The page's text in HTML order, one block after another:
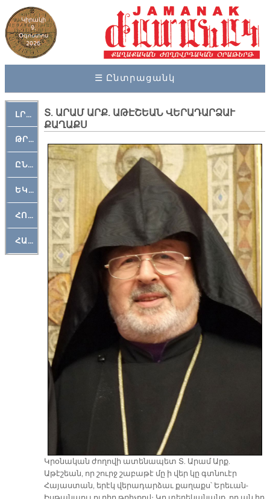
Կիրակի
9,
Օգոստոս
2026
☰ Ընտրացանկ
ԼՐԱՀՈՍ
ԹՐՔԱՀԱՅ ԿԵԱՆՔ
ԸՆԿԵՐԱՄՇԱԿՈՒԹԱՅԻՆ
ԵԿԵՂԵՑԱԿԱՆ
ՀՈԳԵՄՏԱՒՈՐ
ՀԱՐԹԱԿ
Տ. ԱՐԱՄ ԱՐՔ. ԱԹԷՇԵԱՆ ՎԵՐԱԴԱՐՁԱՒ
ՔԱՂԱՔՍ
Կրօնական ժողովի ատենապետ Տ. Արամ Արք.
Աթէշեան, որ շուրջ շաբաթէ մը ի վեր կը գտնուէր
Հայաստան, երէկ վերադարձաւ քաղաքս՝ Երեւան-